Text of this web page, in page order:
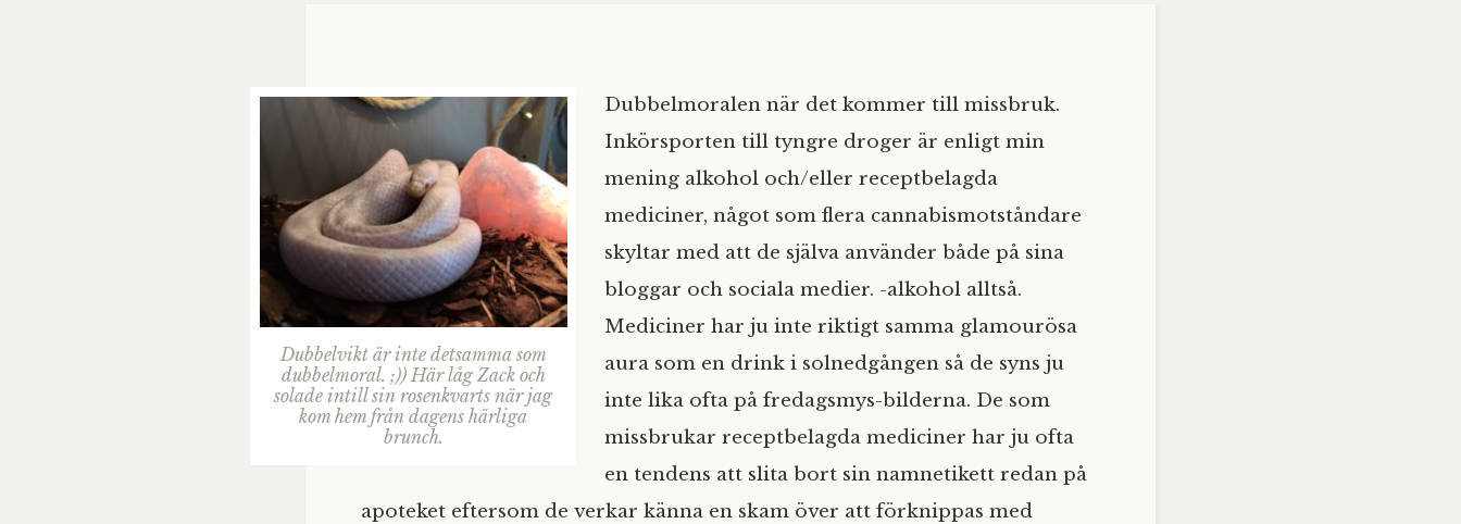
Dubbelvikt är inte detsamma som
dubbelmoral. ;)) Här låg Zack och
solade intill sin rosenkvarts när jag
kom hem från dagens härliga
brunch.
Dubbelmoralen när det kommer till missbruk.
Inkörsporten till tyngre droger är enligt min
mening alkohol och/eller receptbelagda
mediciner, något som flera cannabismotståndare
skyltar med att de själva använder både på sina
bloggar och sociala medier. -alkohol alltså.
Mediciner har ju inte riktigt samma glamourösa
aura som en drink i solnedgången så de syns ju
inte lika ofta på fredagsmys-bilderna. De som
missbrukar receptbelagda mediciner har ju ofta
en tendens att slita bort sin namnetikett redan på
apoteket eftersom de verkar känna en skam över att förknippas med